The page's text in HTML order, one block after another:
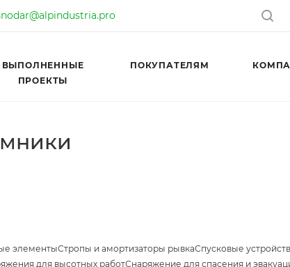
ВЫПОЛНЕННЫЕ
ПРОЕКТЫ
ПОКУПАТЕЛЯМ
элементыСтропы и амортизаторы рывкаСпусковые
для высотных работСнаряжение для спасения и